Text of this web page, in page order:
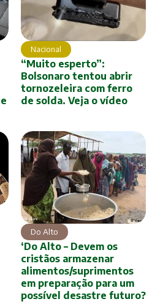
Nacional
“Muito esperto”:
Bolsonaro tentou abrir
tornozeleira com ferro
de solda. Veja o vídeo
Do Alto
‘Do Alto – Devem os
cristãos armazenar
alimentos/suprimentos
em preparação para um
possível desastre futuro?